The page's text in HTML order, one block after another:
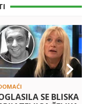
SE BLISKA